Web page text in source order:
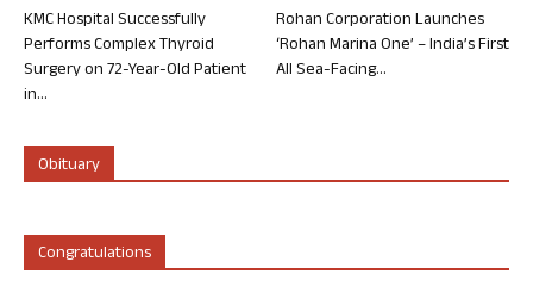
KMC Hospital Successfully
Performs Complex Thyroid
Surgery on 72-Year-Old Patient
in...
Rohan Corporation Launches
‘Rohan Marina One’ – India’s First
All Sea-Facing...
Obituary
Congratulations